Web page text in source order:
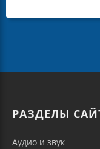
РАЗДЕЛЫ
Аудио и звук